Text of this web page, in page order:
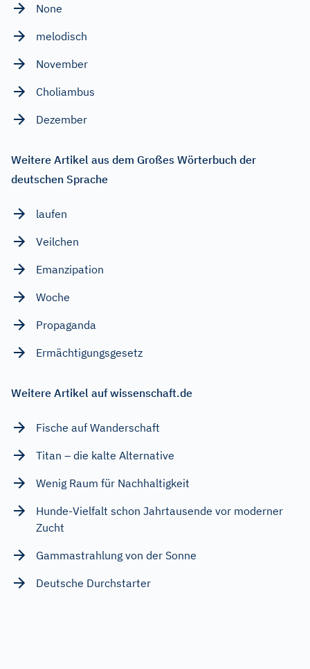
None
melodisch
November
Choliambus
Dezember
Weitere Artikel aus dem Großes Wörterbuch der
deutschen Sprache
laufen
Veilchen
Emanzipation
Woche
Propaganda
Ermächtigungsgesetz
Weitere Artikel auf wissenschaft.de
Fische auf Wanderschaft
Titan – die kalte Alternative
Wenig Raum für Nachhaltigkeit
Hunde-Vielfalt schon Jahrtausende vor moderner
Zucht
Gammastrahlung von der Sonne
Deutsche Durchstarter